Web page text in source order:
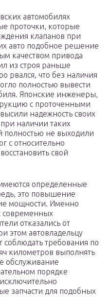
автомобилях
проточки, которые
клапанов при
авто подобное решение
качеством привода
из строя раньше
рвался, что без наличия
полностью вывести
Японские инженеры,
с проточенными
надежность своих
наличии таких
полностью не выходили
с относительно
свой
определенные
это повышение
мощности. Именно
современных
отказались от
этом автовладельцу
соблюдать требования по
километров выполнять
обслуживание
порядке
запчасти для подобных